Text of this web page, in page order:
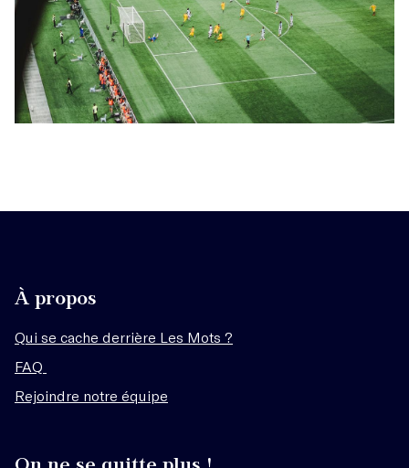
À propos
Qui se cache derrière Les Mots ?
FAQ
Rejoindre notre équipe